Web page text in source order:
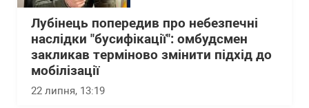
Лубінець попередив про небезпечні
наслідки "бусифікації": омбудсмен
закликав терміново змінити підхід до
мобілізації
22 липня, 13:19